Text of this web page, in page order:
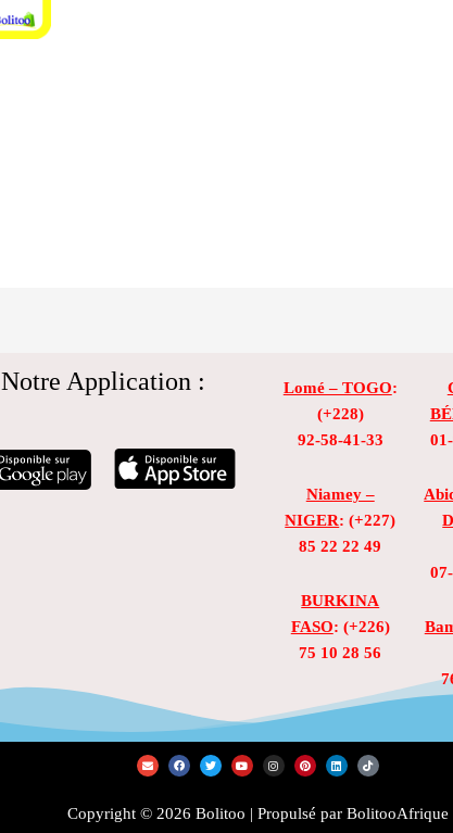
Notre Application : Lomé – TOGO:
(+228)
92-58-41-33
Niamey –
NIGER: (+227)
85 22 22 49
BURKINA
FASO: (+226)
75 10 28 56
E
n
v
o
p
F
a
c
o
o
T
w
i
e
r
Y
o
u
b
e
I
n
s
g
r
P
i
n
r
e
L
i
n
d
i
T
i
k
k
Copyright © 2026 Bolitoo | Propulsé par BolitooAfrique